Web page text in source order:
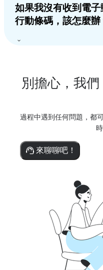
如果我沒有收到電
行動條碼，該怎麼辦
別擔心，我們
過程中遇到任何問題，都
來聊聊吧！